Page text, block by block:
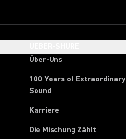
Über-Uns
100 Years of Extraordinary
Sound
Karriere
Die Mischung Zählt